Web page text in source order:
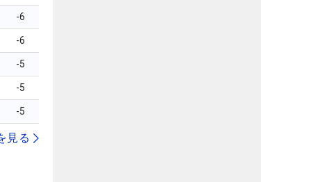
-6
-6
-5
-5
-5
見る